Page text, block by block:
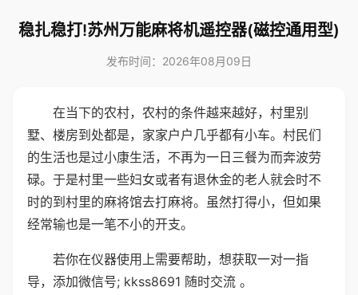
稳扎稳打!苏州万能麻将机遥控器(磁控通用型)
发布时间：2026年08月09日
在当下的农村，农村的条件越来越好，村里别
墅、楼房到处都是，家家户户几乎都有小车。村民们
的生活也是过小康生活，不再为一日三餐为而奔波劳
碌。于是村里一些妇女或者有退休金的老人就会时不
时的到村里的麻将馆去打麻将。虽然打得小，但如果
经常输也是一笔不小的开支。
若你在仪器使用上需要帮助，想获取一对一指
导，添加微信号; kkss8691 随时交流 。